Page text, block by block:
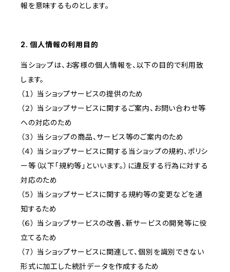
報を意味するものとします。
2. 個人情報の利用目的
当ショップは、お客様の個人情報を、以下の目的で利用致
します。
（１） 当ショップサービスの提供のため
（２） 当ショップサービスに関するご案内、お問い合わせ等
への対応のため
（３） 当ショップの商品、サービス等のご案内のため
（４） 当ショップサービスに関する当ショップの規約、ポリシ
ー等（以下「規約等」といいます。）に違反する行為に対する
対応のため
（５） 当ショップサービスに関する規約等の変更などを通
知するため
（６） 当ショップサービスの改善、新サービスの開発等に役
立てるため
（７） 当ショップサービスに関連して、個別を識別できない
形式に加工した統計データを作成するため